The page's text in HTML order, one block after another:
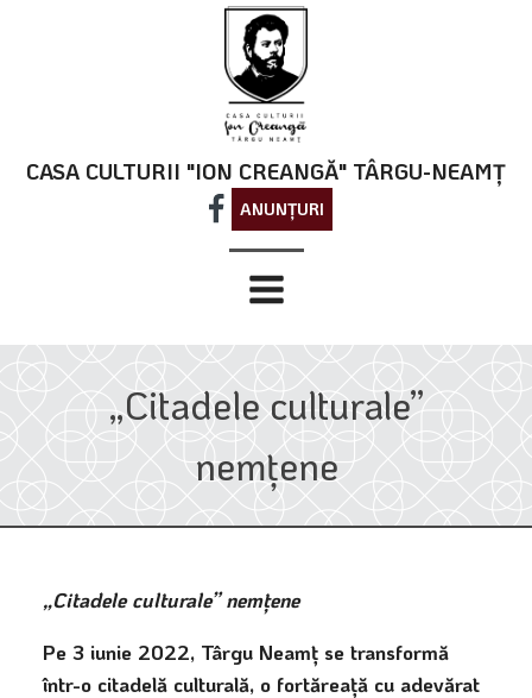
CASA CULTURII "ION CREANGĂ" TÂRGU-NEAMȚ
ANUNȚURI
„Citadele culturale”
nemțene
„Citadele culturale” nemțene
Pe 3 iunie 2022, Târgu Neamț se transformă
într-o citadelă culturală, o fortăreață cu adevărat